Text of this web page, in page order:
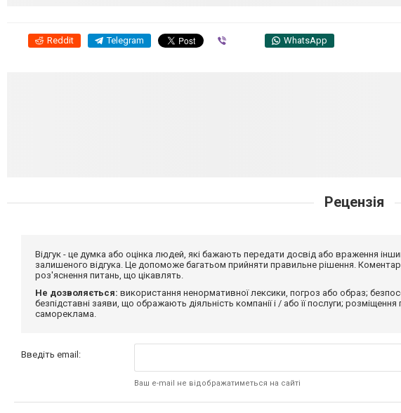
Reddit Telegram WhatsApp
Рецензія
Відгук - це думка або оцінка людей, які бажають передати досвід або враження
залишеного відгука. Це допоможе багатьом прийняти правильне рішення.
роз'яснення питань, що цікавлять.
Не дозволяється: використання ненормативної лексики, погроз або образ;
безпідставні заяви, що ображають діяльність компанії і / або її послуги;
самореклама.
Введіть email:
Ваш e-mail не відображатиметься на сайті